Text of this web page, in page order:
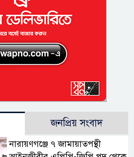
জনপ্রিয় সংবাদ
নারায়ণগঞ্জে ৭ জামায়াতপন্থী